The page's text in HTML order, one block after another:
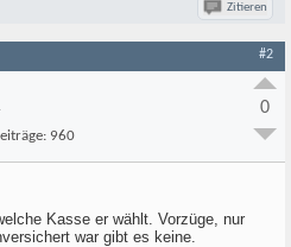
Zitieren
#2
960
0
Kasse er wählt. Vorzüge, nur
war gibt es keine.